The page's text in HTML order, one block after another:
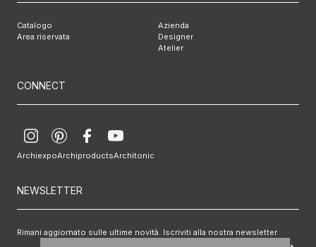
Catalogo
Area riservata
Azienda
Designer
Atelier
CONNECT
ArchiexpoArchiproductsArchitonic
NEWSLETTER
Rimani aggiornato sulle ultime novità. Iscriviti alla nostra newsletter.